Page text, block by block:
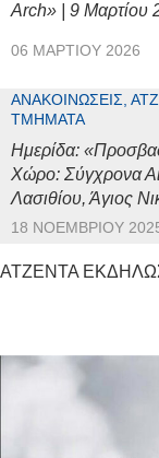
Arch» | 9 Μαρτίου
06 ΜΑΡΤΊΟΥ 2026
ΑΝΑΚΟΙΝΏΣΕΙΣ,
ΤΜΉΜΑΤΑ
Ημερίδα:
Χώρο: Σύγχρονα
Λασιθίου, Άγιος
18 ΝΟΕΜΒΡΊΟΥ
ΑΤΖΕΝΤΑ